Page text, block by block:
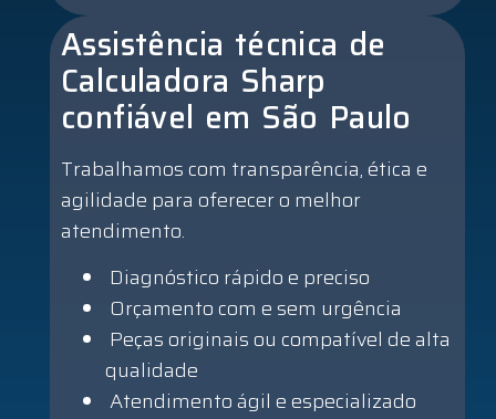
Assistência técnica de
Calculadora Sharp
confiável em São Paulo
Trabalhamos com transparência, ética e
agilidade para oferecer o melhor
atendimento.
Diagnóstico rápido e preciso
Orçamento com e sem urgência
Peças originais ou compatível de alta
qualidade
Atendimento ágil e especializado